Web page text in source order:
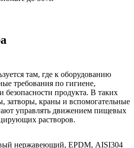
нержавеющий, EPDM, AISI304
там, где к оборудованию
требования по гигиене,
безопасности продукта. В таких
затворы, краны и вспомогательные
управлять движением пищевых
растворов.